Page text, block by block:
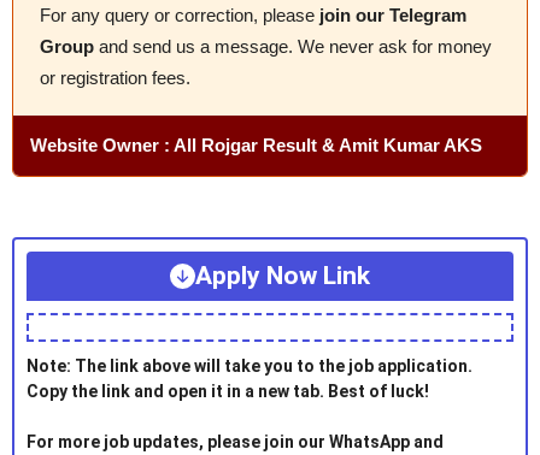
For any query or correction, please join our Telegram
Group and send us a message. We never ask for money
or registration fees.
Website Owner : All Rojgar Result & Amit Kumar AKS
Apply Now Link
Note: The link above will take you to the job application.
Copy the link and open it in a new tab. Best of luck!
For more job updates, please join our WhatsApp and